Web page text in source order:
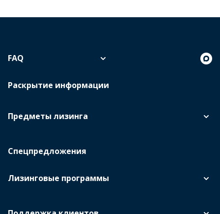
Предметы лизинга
Спецпредложения
Лизинговые программы
FAQ
Раскрытие информации